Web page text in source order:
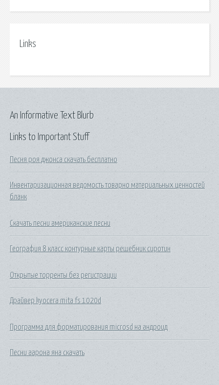
Links
Links to Important Stuff
Песня роя джонса скачать бесплатно
Инвентаризационная ведомость товарно материальных ценностей
бланк
Скачать песни американские песни
География 8 класс контурные карты решебник сиротин
Открытые торренты без регистрации
Драйвер kyocera mita fs 1020d
Программа для форматирования microsd на андроид
Песни аарона яна скачать
An Informative Text Blurb